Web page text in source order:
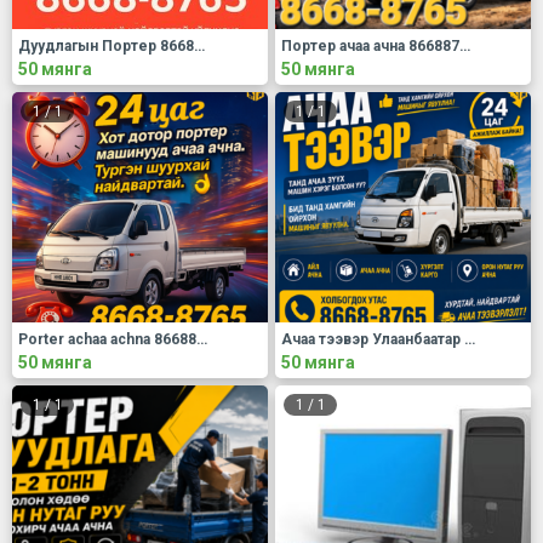
Дуудлагын Портер 86688765
50 мянга
Портер ачаа ачна 86688765
50 мянга
1/1
Porter achaa achna 86688765
50 мянга
1/1
Ачаа тээвэр Улаанбаатар 86688765
50 мянга
1/1 1 / 1